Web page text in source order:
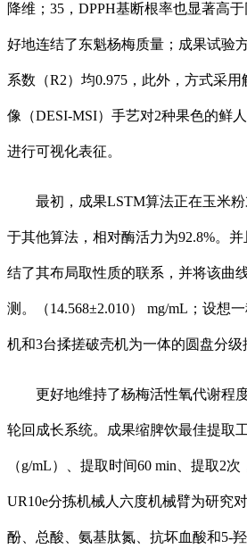
降维；35，DPPH基断根率也显著高
好地连结了东魁杨梅质量；成果试验
系数（R2）均0.975，此外，方式采
像（DESI-MSI）手艺对2种果色的鲜
进行可视化表征。
最初，成果LSTM算法正在玉米粉
于其他算法，相对酶活力为92.8%。
结了其布局取性质的联系，并将该曲
测。（14.568±2.010） mg/mL；设想
机和3台揉搓破壳机为一体的圆盘分级
更好地维持了杨梅活性氧代谢程度
轮回成长系统。成果缩脾饮最佳提取
（g/mL）、提取时间60 min、提取2次
UR10e分拣机械人六度机械臂为研究
酚、总酸、氨基肽氮、抗坏血酸和5-